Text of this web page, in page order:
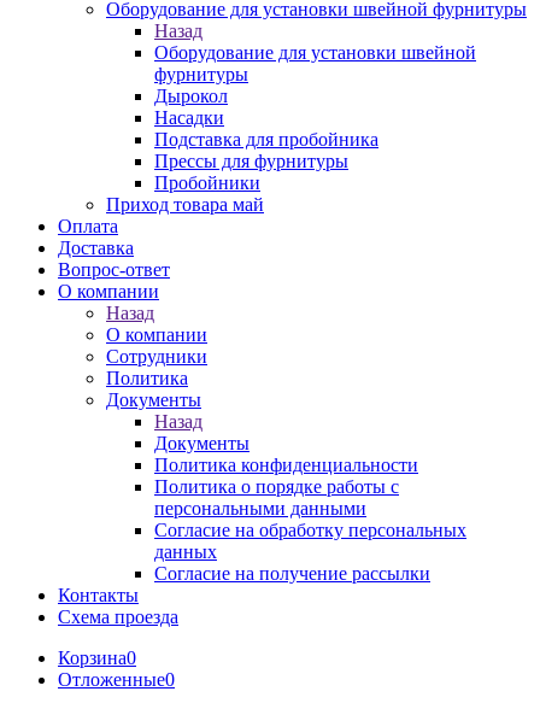
Оборудование для установки швейной фурнитуры
Назад
Оборудование для установки швейной
фурнитуры
Дырокол
Насадки
Подставка для пробойника
Прессы для фурнитуры
Пробойники
Приход товара май
Оплата
Доставка
Вопрос-ответ
О компании
Назад
О компании
Сотрудники
Политика
Документы
Назад
Документы
Политика конфиденциальности
Политика о порядке работы с
персональными данными
Согласие на обработку персональных
данных
Согласие на получение рассылки
Контакты
Схема проезда
Корзина0
Отложенные0